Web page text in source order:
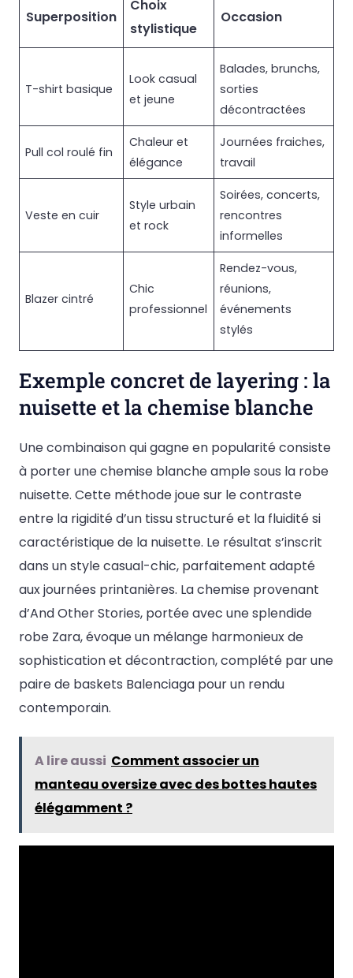
Superposition
Choix
stylistique
Occasion
T-shirt basique
Look casual
et jeune
Balades, brunchs,
sorties
décontractées
Pull col roulé fin
Chaleur et
élégance
Journées fraiches,
travail
Veste en cuir
Style urbain
et rock
Soirées, concerts,
rencontres
informelles
Blazer cintré
Chic
professionnel
Rendez-vous,
réunions,
événements
stylés
Exemple concret de layering : la
nuisette et la chemise blanche
Une combinaison qui gagne en popularité consiste
à porter une chemise blanche ample sous la robe
nuisette. Cette méthode joue sur le contraste
entre la rigidité d’un tissu structuré et la fluidité si
caractéristique de la nuisette. Le résultat s’inscrit
dans un style casual-chic, parfaitement adapté
aux journées printanières. La chemise provenant
d’And Other Stories, portée avec une splendide
robe Zara, évoque un mélange harmonieux de
sophistication et décontraction, complété par une
paire de baskets Balenciaga pour un rendu
contemporain.
A lire aussi Comment associer un
manteau oversize avec des bottes hautes
élégamment ?